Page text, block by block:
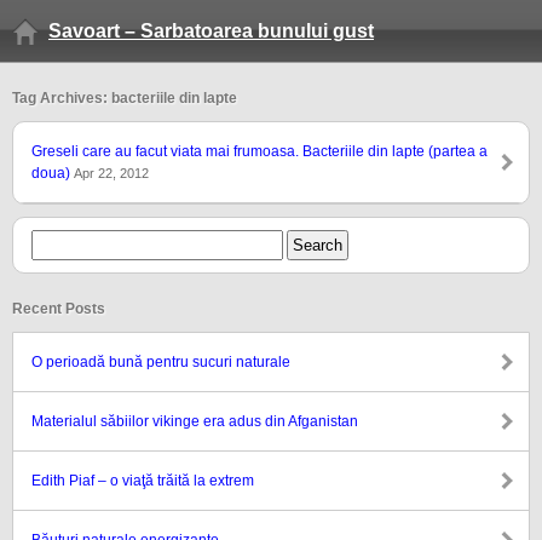
Savoart – Sarbatoarea bunului gust
Tag Archives: bacteriile din lapte
Greseli care au facut viata mai frumoasa. Bacteriile din lapte (partea a
doua) Apr 22, 2012
Recent Posts
O perioadă bună pentru sucuri naturale
Materialul săbiilor vikinge era adus din Afganistan
Edith Piaf – o viaţă trăită la extrem